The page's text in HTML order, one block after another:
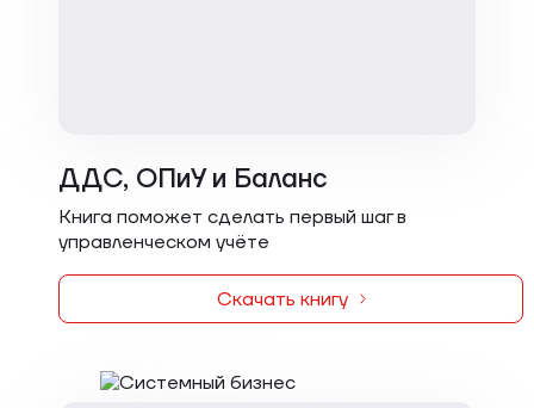
ДДС, ОПиУ и Баланс
Книга поможет сделать первый шаг в
управленческом учёте
Скачать книгу